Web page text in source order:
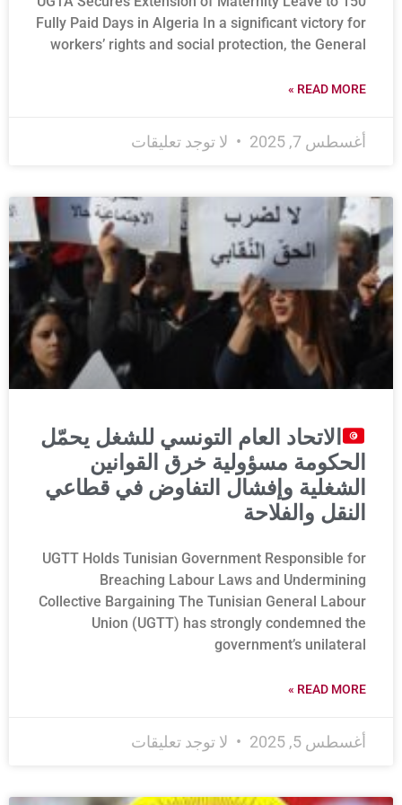
Fully Paid Days in Algeria In a significant victory for
workers’ rights and social protection, the General
READ MORE »
أغسطس 7, 2025 لا توجد تعليقات
الاتحاد العام التونسي للشغل يحمّل
الحكومة مسؤولية خرق القوانين
الشغلية وإفشال التفاوض في قطاعي
النقل والفلاحة
UGTT Holds Tunisian Government Responsible for
Breaching Labour Laws and Undermining
Collective Bargaining The Tunisian General Labour
Union (UGTT) has strongly condemned the
government’s unilateral
READ MORE »
أغسطس 5, 2025 لا توجد تعليقات